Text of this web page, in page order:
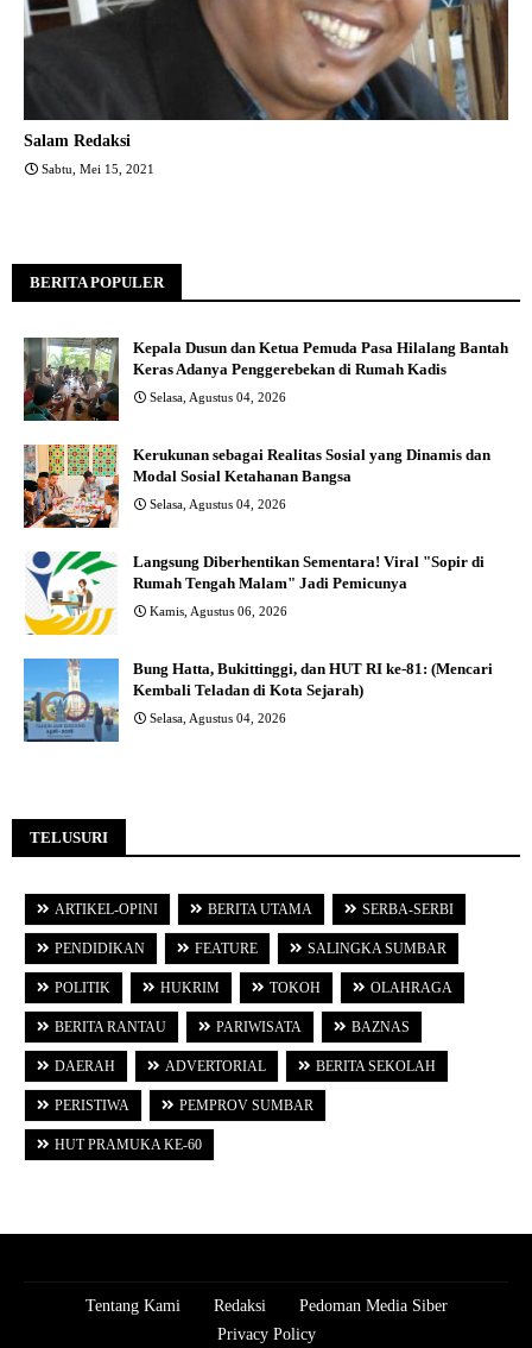
Salam Redaksi
Sabtu, Mei 15, 2021
BERITA POPULER
Kepala Dusun dan Ketua Pemuda Pasa Hilalang Bantah
Keras Adanya Penggerebekan di Rumah Kadis
Selasa, Agustus 04, 2026
Kerukunan sebagai Realitas Sosial yang Dinamis dan
Modal Sosial Ketahanan Bangsa
Selasa, Agustus 04, 2026
Langsung Diberhentikan Sementara! Viral "Sopir di
Rumah Tengah Malam" Jadi Pemicunya
Kamis, Agustus 06, 2026
Bung Hatta, Bukittinggi, dan HUT RI ke-81: (Mencari
Kembali Teladan di Kota Sejarah)
Selasa, Agustus 04, 2026
TELUSURI
ARTIKEL-OPINI BERITA UTAMA SERBA-SERBI
PENDIDIKAN FEATURE SALINGKA SUMBAR
POLITIK HUKRIM TOKOH OLAHRAGA
BERITA RANTAU PARIWISATA BAZNAS
DAERAH ADVERTORIAL BERITA SEKOLAH
PERISTIWA PEMPROV SUMBAR
HUT PRAMUKA KE-60
Tentang Kami Redaksi
Pedoman Media Siber
Privacy Policy